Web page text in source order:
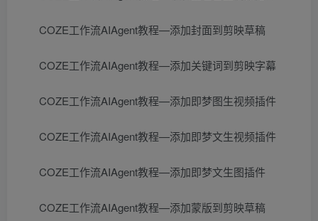
COZE工作流AIAgent教程—添加封面到剪映草稿
COZE工作流AIAgent教程—添加关键词到剪映字幕
COZE工作流AIAgent教程—添加即梦图生视频插件
COZE工作流AIAgent教程—添加即梦文生视频插件
COZE工作流AIAgent教程—添加即梦文生图插件
COZE工作流AIAgent教程—添加蒙版到剪映草稿